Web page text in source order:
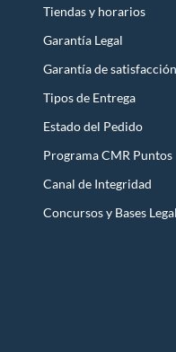
Tiendas y horarios
Garantía Legal
Garantía de satisfacción
Tipos de Entrega
Estado del Pedido
Programa CMR Puntos
Canal de Integridad
Concursos y Bases